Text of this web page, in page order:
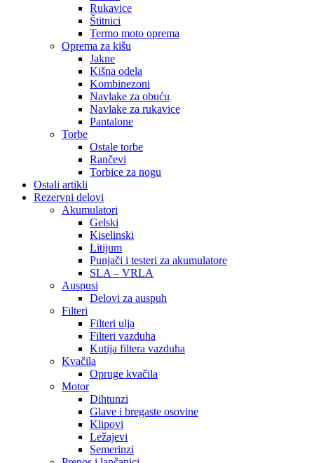
Rukavice
Štitnici
Termo moto oprema
Oprema za kišu
Jakne
Kišna odela
Kombinezoni
Navlake za obuću
Navlake za rukavice
Pantalone
Torbe
Ostale torbe
Rančevi
Torbice za nogu
Ostali artikli
Rezervni delovi
Akumulatori
Gelski
Kiselinski
Litijum
Punjači i testeri za akumulatore
SLA – VRLA
Auspusi
Delovi za auspuh
Filteri
Filteri ulja
Filteri vazduha
Kutija filtera vazduha
Kvačila
Opruge kvačila
Motor
Dihtunzi
Glave i bregaste osovine
Klipovi
Ležajevi
Semerinzi